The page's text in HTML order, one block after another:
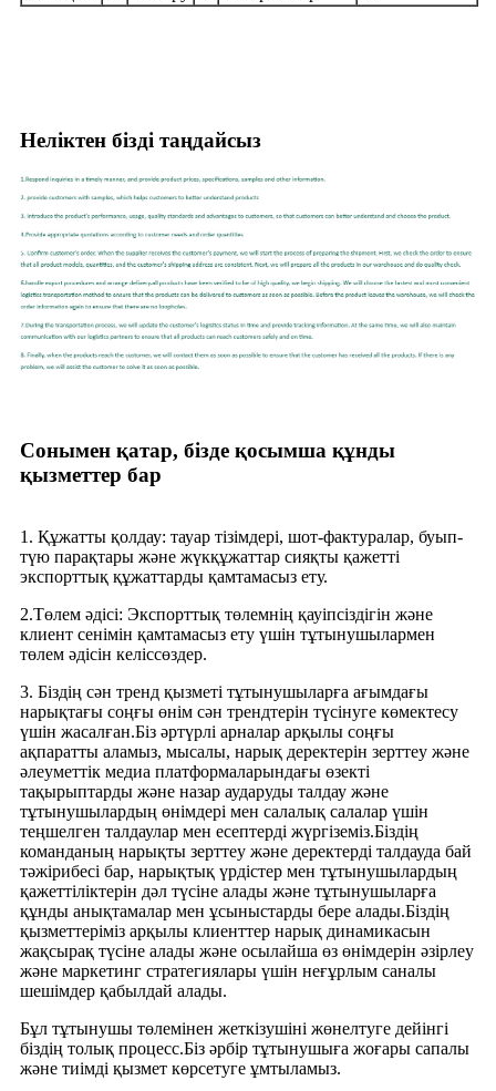
Неліктен бізді таңдайсыз
Сонымен қатар, бізде қосымша құнды
қызметтер бар
1. Құжатты қолдау: тауар тізімдері, шот-фактуралар, буып-
түю парақтары және жүкқұжаттар сияқты қажетті
экспорттық құжаттарды қамтамасыз ету.
2.Төлем әдісі: Экспорттық төлемнің қауіпсіздігін және
клиент сенімін қамтамасыз ету үшін тұтынушылармен
төлем әдісін келіссөздер.
3. Біздің сән тренд қызметі тұтынушыларға ағымдағы
нарықтағы соңғы өнім сән трендтерін түсінуге көмектесу
үшін жасалған.Біз әртүрлі арналар арқылы соңғы
ақпаратты аламыз, мысалы, нарық деректерін зерттеу және
әлеуметтік медиа платформаларындағы өзекті
тақырыптарды және назар аударуды талдау және
тұтынушылардың өнімдері мен салалық салалар үшін
теңшелген талдаулар мен есептерді жүргіземіз.Біздің
команданың нарықты зерттеу және деректерді талдауда бай
тәжірибесі бар, нарықтық үрдістер мен тұтынушылардың
қажеттіліктерін дәл түсіне алады және тұтынушыларға
құнды анықтамалар мен ұсыныстарды бере алады.Біздің
қызметтеріміз арқылы клиенттер нарық динамикасын
жақсырақ түсіне алады және осылайша өз өнімдерін әзірлеу
және маркетинг стратегиялары үшін неғұрлым саналы
шешімдер қабылдай алады.
Бұл тұтынушы төлемінен жеткізушіні жөнелтуге дейінгі
біздің толық процесс.Біз әрбір тұтынушыға жоғары сапалы
және тиімді қызмет көрсетуге ұмтыламыз.